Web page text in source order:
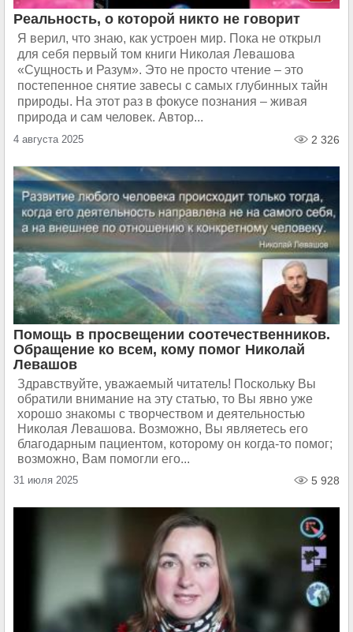
Реальность, о которой никто не говорит
Я верил, что знаю, как устроен мир. Пока не открыл
для себя первый том книги Николая Левашова
«Сущность и Разум». Это не просто чтение – это
постепенное снятие завесы с самых глубинных тайн
природы. На этот раз в фокусе познания – живая
природа и сам человек. Автор...
4 августа 2025 2 326
Помощь в просвещении соотечественников.
Обращение ко всем, кому помог Николай
Левашов
Здравствуйте, уважаемый читатель! Поскольку Вы
обратили внимание на эту статью, то Вы явно уже
хорошо знакомы с творчеством и деятельностью
Николая Левашова. Возможно, Вы являетесь его
благодарным пациентом, которому он когда-то помог;
возможно, Вам помогли его...
31 июля 2025 5 928